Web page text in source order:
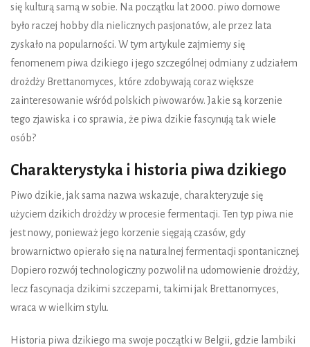
się kulturą samą w sobie. Na początku lat 2000. piwo domowe
było raczej hobby dla nielicznych pasjonatów, ale przez lata
zyskało na popularności. W tym artykule zajmiemy się
fenomenem piwa dzikiego i jego szczególnej odmiany z udziałem
drożdży Brettanomyces, które zdobywają coraz większe
zainteresowanie wśród polskich piwowarów. Jakie są korzenie
tego zjawiska i co sprawia, że piwa dzikie fascynują tak wiele
osób?
Charakterystyka i historia piwa dzikiego
Piwo dzikie, jak sama nazwa wskazuje, charakteryzuje się
użyciem dzikich drożdży w procesie fermentacji. Ten typ piwa nie
jest nowy, ponieważ jego korzenie sięgają czasów, gdy
browarnictwo opierało się na naturalnej fermentacji spontanicznej.
Dopiero rozwój technologiczny pozwolił na udomowienie drożdży,
lecz fascynacja dzikimi szczepami, takimi jak Brettanomyces,
wraca w wielkim stylu.
Historia piwa dzikiego ma swoje początki w Belgii, gdzie lambiki